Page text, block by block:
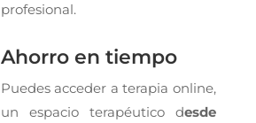
profesional.
Ahorro en tiempo
Puedes acceder a terapia online,
un espacio terapéutico desde